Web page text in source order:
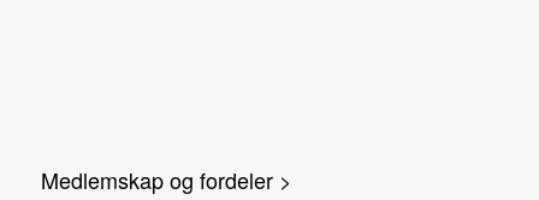
Medlemskap og fordeler >